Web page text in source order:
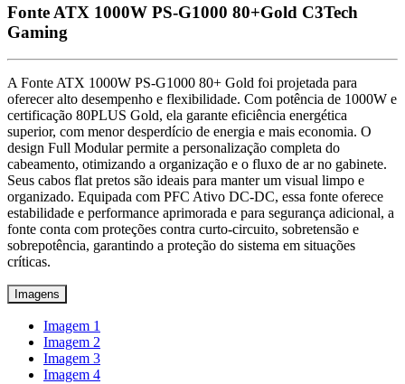
Fonte ATX 1000W PS-G1000 80+Gold C3Tech
Gaming
A Fonte ATX 1000W PS-G1000 80+ Gold foi projetada para
oferecer alto desempenho e flexibilidade. Com potência de 1000W e
certificação 80PLUS Gold, ela garante eficiência energética
superior, com menor desperdício de energia e mais economia. O
design Full Modular permite a personalização completa do
cabeamento, otimizando a organização e o fluxo de ar no gabinete.
Seus cabos flat pretos são ideais para manter um visual limpo e
organizado. Equipada com PFC Ativo DC-DC, essa fonte oferece
estabilidade e performance aprimorada e para segurança adicional, a
fonte conta com proteções contra curto-circuito, sobretensão e
sobrepotência, garantindo a proteção do sistema em situações
críticas.
Imagens
Imagem 1
Imagem 2
Imagem 3
Imagem 4